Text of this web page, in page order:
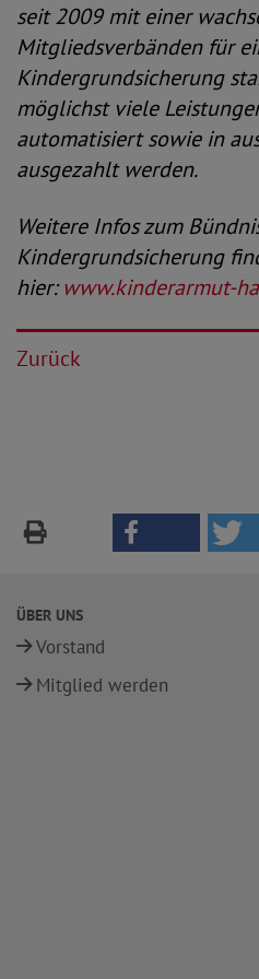
seit 2009 mit einer
Mitgliedsverbänden für
Kindergrundsicherung
möglichst viele
automatisiert sowie in
ausgezahlt werden.
Weitere Infos zum
Kindergrundsicherung
hier:www.kinderarmut-
Zurück
ÜBER UNS
Vorstand
Mitglied werden